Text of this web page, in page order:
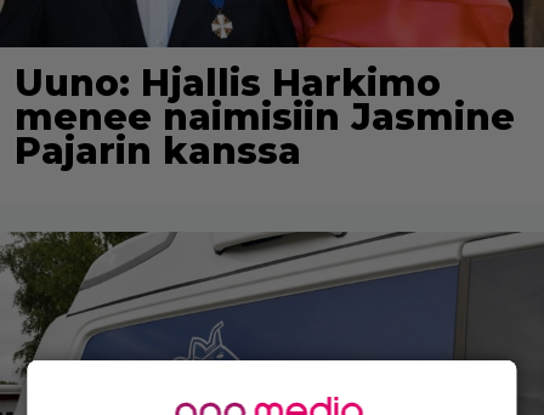
Uuno: Hjallis Harkimo
menee naimisiin Jasmine
Pajarin kanssa